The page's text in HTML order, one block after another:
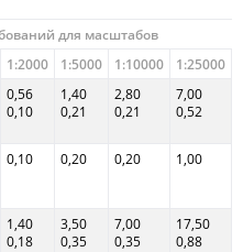
для масштабов
1:2000 1:5000 1:10000 1:25000
0,56
0,10
1,40
0,21
2,80
0,21
7,00
0,52
0,10 0,20 0,20 1,00
1,40
0,18
3,50
0,35
7,00
0,35
17,50
0,88